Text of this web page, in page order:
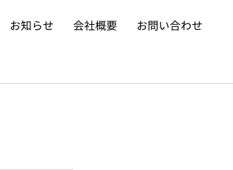
お知らせ 会社概要 お問い合わせ